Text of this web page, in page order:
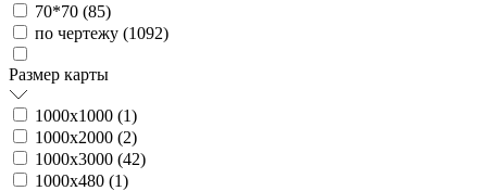
70*70 (85)
по чертежу (1092)
Размер карты
1000х1000 (1)
1000х2000 (2)
1000х3000 (42)
1000х480 (1)